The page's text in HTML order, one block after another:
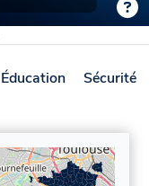
Éducation Sécurité